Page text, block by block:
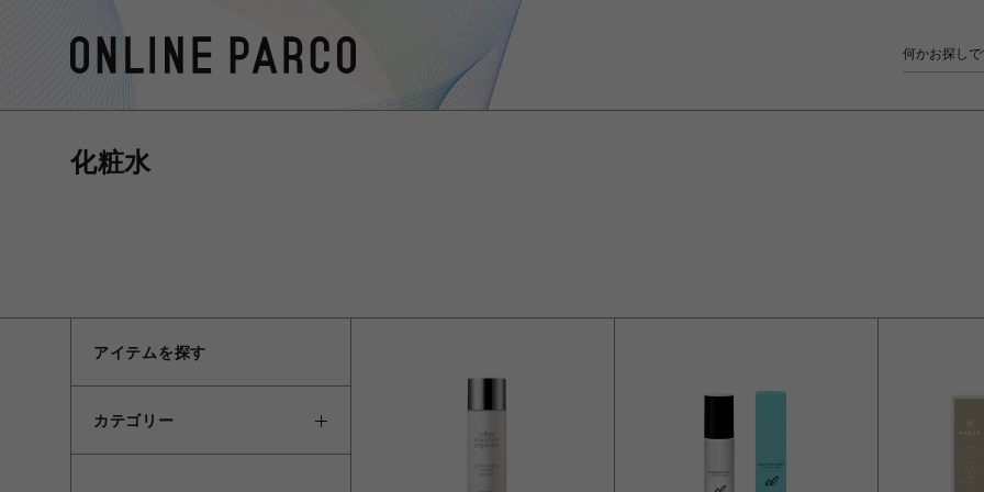
化粧水
アイテムを探す
カテゴリー